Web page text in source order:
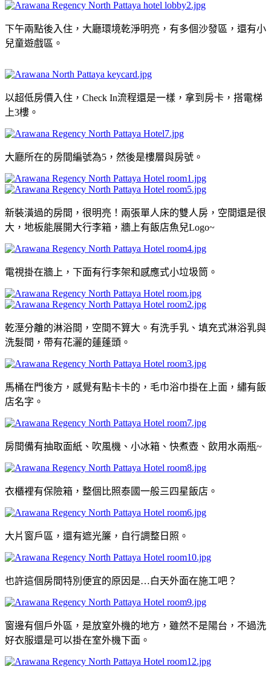
下午兩點後入住，大廳環境乾淨明亮，有多個沙發區，還有小
兒童遊戲區。
以超低房價入住，Check In流程還是一樣，拿到房卡，搭電梯
上3樓。
大廳所在的房間編號為5，然後是樓層與房號。
新裝潢過的房間，很明亮！兩張單人床的雙人房，空間還是很
大，地板能展開大行李箱，牆上有飯店魚兒Logo~
電視掛在牆上，下面有行李架和感應式小垃圾筒。
乾溼分離的淋浴間，空間不算大。有洗手乳、填充式淋浴乳與
洗髮間，帶有花灑的蓮蓬頭。
馬桶在門後方，感覺有點卡卡的，毛巾浴巾掛在上面，繡有飯
店名字。
房間備有抽取面紙、吹風機、小冰箱、快煮壺、飲用水兩瓶~
衣櫃裡有保險箱，整個比照泰國一般三四星飯店。
大片窗戶區，還有遮光簾，自行調整日照。
也許這個房間特別便宜的原因是…白天外面在施工吧？
窗邊有個戶外區，是放窒外機的地方，雖然不是陽台，不過洗
好衣服還是可以掛在室外機下面。